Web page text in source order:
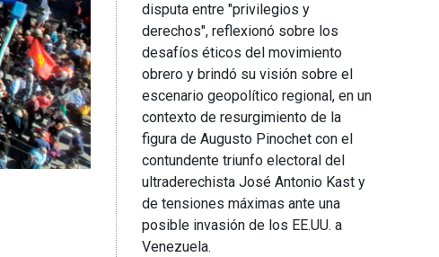
disputa entre "privilegios y
derechos", reflexionó sobre los
desafíos éticos del movimiento
obrero y brindó su visión sobre el
escenario geopolítico regional, en un
contexto de resurgimiento de la
figura de Augusto Pinochet con el
contundente triunfo electoral del
ultraderechista José Antonio Kast y
de tensiones máximas ante una
posible invasión de los EE.UU. a
Venezuela.